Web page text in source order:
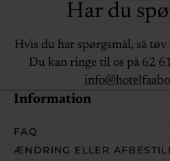
Har du
Hvis du har spørgsmål, så
Du kan ringe til os på 62
Information
FAQ
ÆNDRING ELLER